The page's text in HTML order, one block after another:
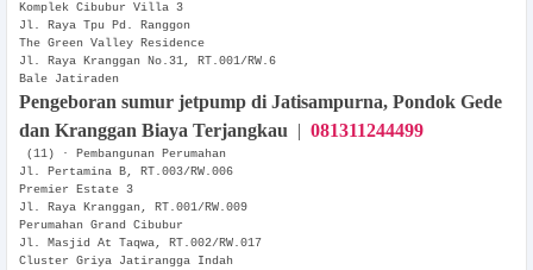
Komplek Cibubur Villa 3
Jl. Raya Tpu Pd. Ranggon
The Green Valley Residence
Jl. Raya Kranggan No.31, RT.001/RW.6
Bale Jatiraden
Pengeboran sumur jetpump di Jatisampurna, Pondok Gede
dan Kranggan Biaya Terjangkau | 081311244499
(11) · Pembangunan Perumahan
Jl. Pertamina B, RT.003/RW.006
Premier Estate 3
Jl. Raya Kranggan, RT.001/RW.009
Perumahan Grand Cibubur
Jl. Masjid At Taqwa, RT.002/RW.017
Cluster Griya Jatirangga Indah